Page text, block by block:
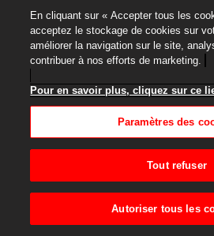
Informativa sulla protezione dei
Termini di Utilizzo
Centro assistenza
Paramètres des
En cliquant sur « Accepter tous les
acceptez le stockage de cookies sur
améliorer la navigation sur le site,
contribuer à nos efforts de marketing.
Pour en savoir plus, cliquez sur ce
Paramètres des
Tout refuser
Autoriser tous les